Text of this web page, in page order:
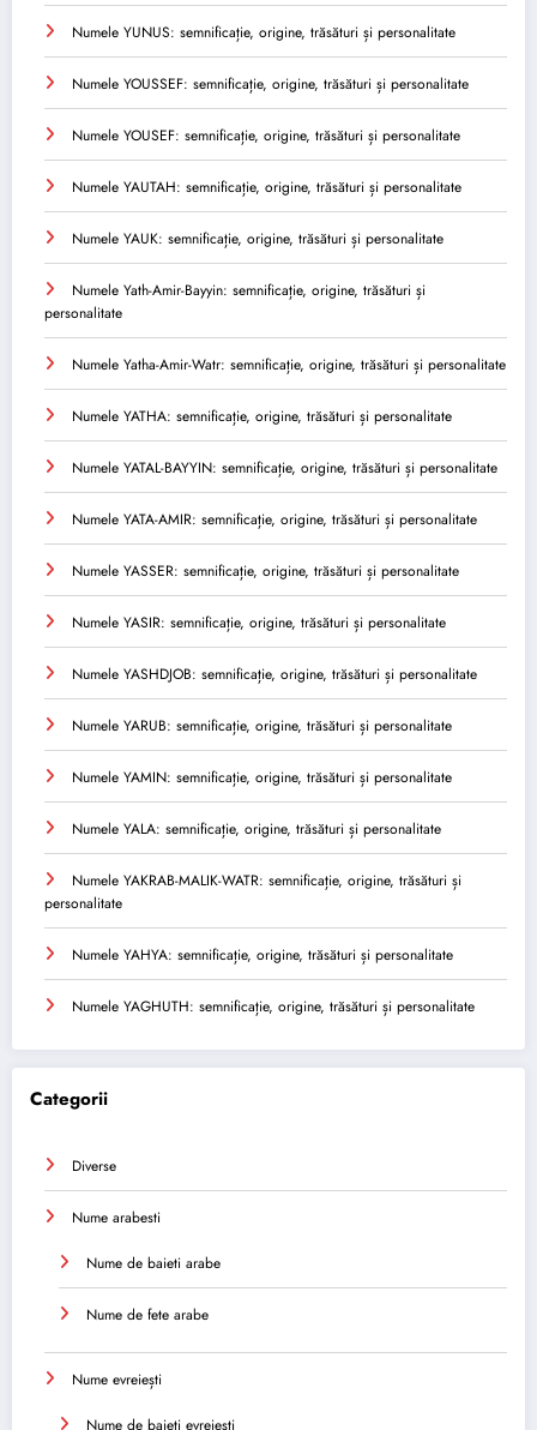
Numele YUNUS: semnificație, origine, trăsături și personalitate
Numele YOUSSEF: semnificație, origine, trăsături și personalitate
Numele YOUSEF: semnificație, origine, trăsături și personalitate
Numele YAUTAH: semnificație, origine, trăsături și personalitate
Numele YAUK: semnificație, origine, trăsături și personalitate
Numele Yath-Amir-Bayyin: semnificație, origine, trăsături și
personalitate
Numele Yatha-Amir-Watr: semnificație, origine, trăsături și personalitate
Numele YATHA: semnificație, origine, trăsături și personalitate
Numele YATAL-BAYYIN: semnificație, origine, trăsături și personalitate
Numele YATA-AMIR: semnificație, origine, trăsături și personalitate
Numele YASSER: semnificație, origine, trăsături și personalitate
Numele YASIR: semnificație, origine, trăsături și personalitate
Numele YASHDJOB: semnificație, origine, trăsături și personalitate
Numele YARUB: semnificație, origine, trăsături și personalitate
Numele YAMIN: semnificație, origine, trăsături și personalitate
Numele YALA: semnificație, origine, trăsături și personalitate
Numele YAKRAB-MALIK-WATR: semnificație, origine, trăsături și
personalitate
Numele YAHYA: semnificație, origine, trăsături și personalitate
Numele YAGHUTH: semnificație, origine, trăsături și personalitate
Categorii
Diverse
Nume arabesti
Nume de baieti arabe
Nume de fete arabe
Nume evreiești
Nume de baieti evreiești